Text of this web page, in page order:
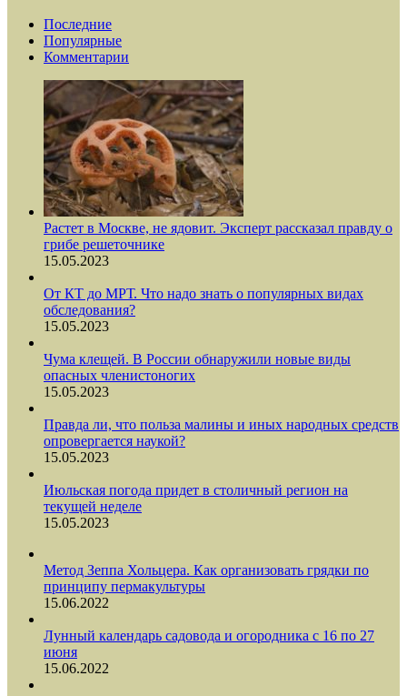
Последние
Популярные
Комментарии
Растет в Москве, не ядовит. Эксперт рассказал правду о
грибе решеточнике
15.05.2023
От КТ до МРТ. Что надо знать о популярных видах
обследования?
15.05.2023
Чума клещей. В России обнаружили новые виды
опасных членистоногих
15.05.2023
Правда ли, что польза малины и иных народных средств
опровергается наукой?
15.05.2023
Июльская погода придет в столичный регион на
текущей неделе
15.05.2023
Метод Зеппа Хольцера. Как организовать грядки по
принципу пермакультуры
15.06.2022
Лунный календарь садовода и огородника с 16 по 27
июня
15.06.2022